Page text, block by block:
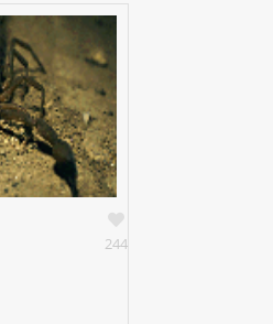
244